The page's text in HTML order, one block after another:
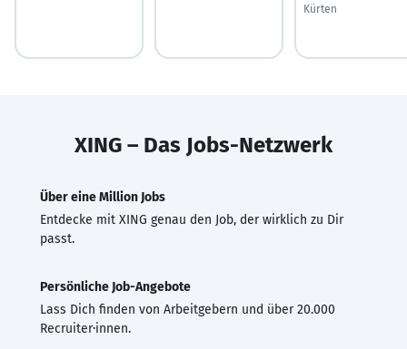
Kürten
XING – Das Jobs-Netzwerk
Über eine Million Jobs
Entdecke mit XING genau den Job, der wirklich zu Dir
passt.
Persönliche Job-Angebote
Lass Dich finden von Arbeitgebern und über 20.000
Recruiter·innen.